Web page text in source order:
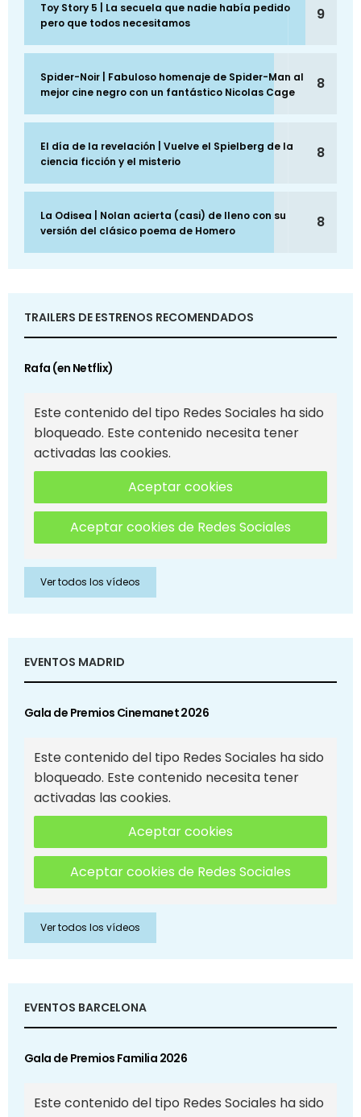
Toy Story 5 | La secuela que nadie había pedido
pero que todos necesitamos
9
Spider-Noir | Fabuloso homenaje de Spider-Man al
mejor cine negro con un fantástico Nicolas Cage
8
El día de la revelación | Vuelve el Spielberg de la
ciencia ficción y el misterio
8
La Odisea | Nolan acierta (casi) de lleno con su
versión del clásico poema de Homero
8
TRAILERS DE ESTRENOS RECOMENDADOS
Rafa (en Netflix)
Este contenido del tipo Redes Sociales ha sido
bloqueado. Este contenido necesita tener
activadas las cookies.
Aceptar cookies
Aceptar cookies de Redes Sociales
Ver todos los vídeos
EVENTOS MADRID
Gala de Premios Cinemanet 2026
Este contenido del tipo Redes Sociales ha sido
bloqueado. Este contenido necesita tener
activadas las cookies.
Aceptar cookies
Aceptar cookies de Redes Sociales
Ver todos los vídeos
EVENTOS BARCELONA
Gala de Premios Familia 2026
Este contenido del tipo Redes Sociales ha sido